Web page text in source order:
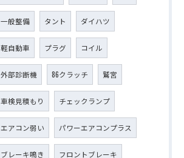
一般整備 タント ダイハツ
軽自動車 プラグ コイル
外部診断機 86クラッチ 鷲宮
車検見積もり チェックランプ
エアコン弱い パワーエアコンプラス
ブレーキ鳴き フロントブレーキ